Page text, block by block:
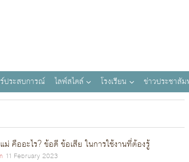
ประสบการณ์ ไลฟ์สไตล์ โรงเรียน ข่าวประชาสั
คืออะไร? ข้อดี ข้อเสีย ในการใช้งานที่ต้องรู้
11 February 2023